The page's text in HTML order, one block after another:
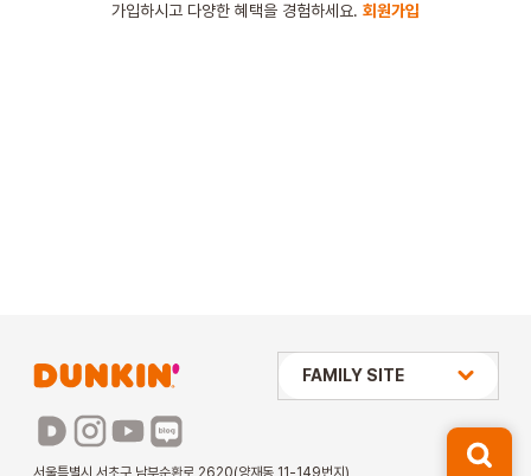
가입하시고 다양한 혜택을 경험하세요. 회원가입
서울특별시 서초구 남부순환로 2620(양재동 11-149번지)
상미당 HOLDINGS
파리바게뜨
FAMILY SITE